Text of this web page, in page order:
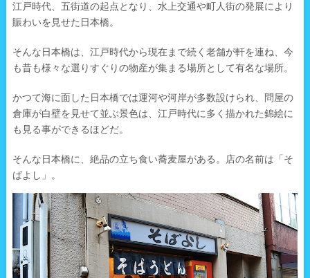
江戸時代、五街道の起点となり、水上交通や町人街の発展により
賑わいを見せた日本橋。
そんな日本橋は、江戸時代から現在まで続く老舗が軒を連ね、今
も昔も様々な選りすぐりの物産が集まる場所として有名な場所。
かつて海に面した日本橋では運河や河岸が多数設けられ、問屋の
倉庫が白壁を見せて並ぶ景色は、江戸時代に多く描かれた錦絵に
も見る事ができるほどだ。
そんな日本橋に、絶品の立ち食い蕎麦屋がある。店の名前は「そ
ばよし」。